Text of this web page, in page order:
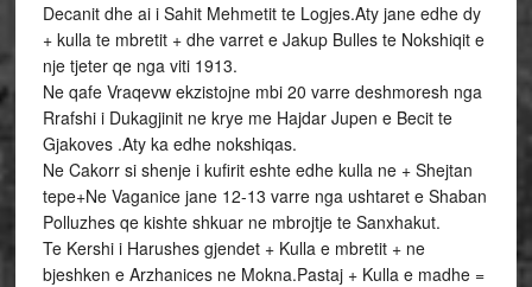
Decanit dhe ai i Sahit Mehmetit te Logjes.Aty jane edhe dy
+ kulla te mbretit + dhe varret e Jakup Bulles te Nokshiqit e
nje tjeter qe nga viti 1913.
Ne qafe Vraqevw ekzistojne mbi 20 varre deshmoresh nga
Rrafshi i Dukagjinit ne krye me Hajdar Jupen e Becit te
Gjakoves .Aty ka edhe nokshiqas.
Ne Cakorr si shenje i kufirit eshte edhe kulla ne + Shejtan
tepe+Ne Vaganice jane 12-13 varre nga ushtaret e Shaban
Polluzhes qe kishte shkuar ne mbrojtje te Sanxhakut.
Te Kershi i Harushes gjendet + Kulla e mbretit + ne
bjeshken e Arzhanices ne Mokna.Pastaj + Kulla e madhe =